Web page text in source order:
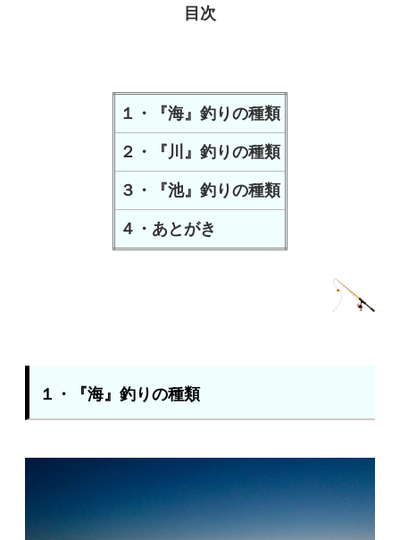
目次
１・『海』釣りの種類
２・『川』釣りの種類
３・『池』釣りの種類
４・あとがき
１・『海』釣りの種類